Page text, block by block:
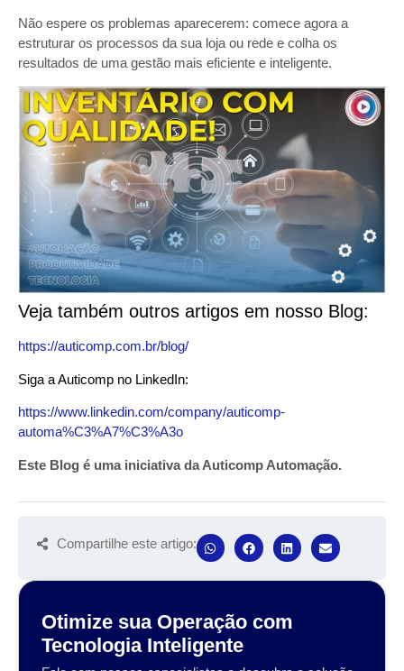
Não espere os problemas aparecerem: comece agora a
estruturar os processos da sua loja ou rede e colha os
resultados de uma gestão mais eficiente e inteligente.
Veja também outros artigos em nosso Blog:
https://auticomp.com.br/blog/
Siga a Auticomp no LinkedIn:
https://www.linkedin.com/company/auticomp-
automa%C3%A7%C3%A3o
Este Blog é uma iniciativa da Auticomp Automação.
Compartilhe este artigo:
Otimize sua Operação com
Tecnologia Inteligente